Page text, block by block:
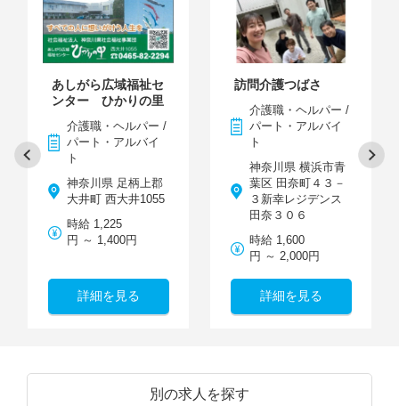
あしがら広域福祉セ
ンター ひかりの里
介護職・ヘルパー /
パート・アルバイ
ト
神奈川県 足柄上郡
大井町 西大井1055
時給 1,225
円 ～ 1,400円
詳細を見る
訪問介護つばさ
介護職・ヘルパー /
パート・アルバイ
ト
神奈川県 横浜市青
葉区 田奈町４３－
３新幸レジデンス
田奈３０６
時給 1,600
円 ～ 2,000円
詳細を見る
別の求人を探す